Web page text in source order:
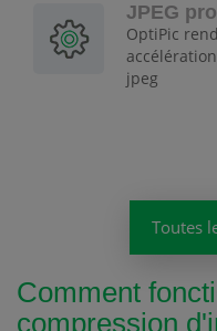
JPEG
OptiPic
jpeg
Toutes
Comment
compression